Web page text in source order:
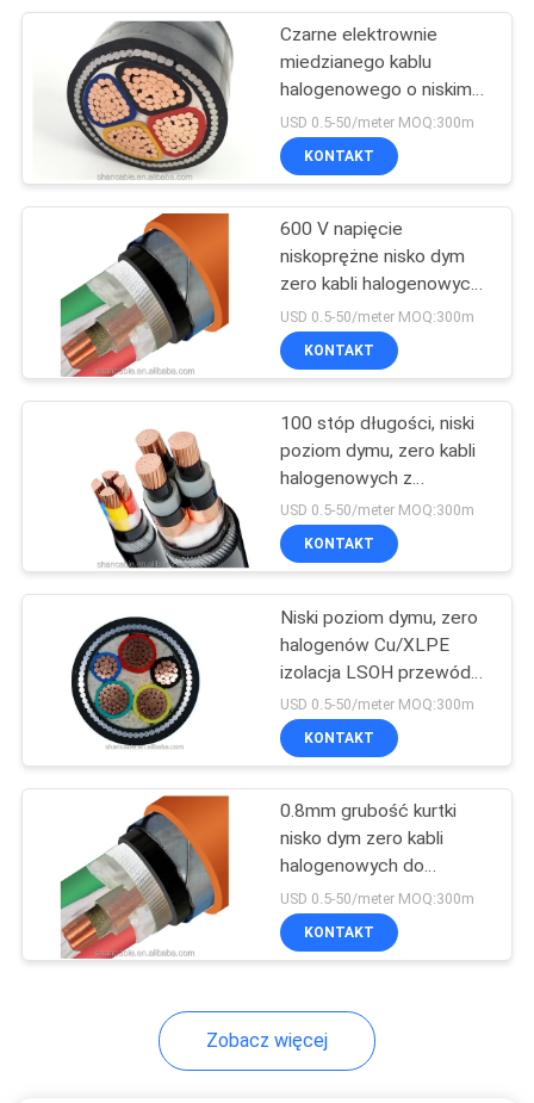
Przewód z gumową
osłoną
Kable sterujące
76
Kabel z
ekranowanym
instrumentem
Kabel
wysokotemperaturowy
Czarne elektrownie
miedzianego kablu
halogenowego o niskim
poziomie dymu z trwałym
przewodnikiem
miedzianym
USD 0.5-50/meter MOQ:300m
KONTAKT
600 V napięcie
niskoprężne nisko dym
zero kabli halogenowych
z 18AWG przewodnika
miernika
USD 0.5-50/meter MOQ:300m
KONTAKT
100 stóp długości, niski
poziom dymu, zero kabli
halogenowych z
grubością płaszcza 0,8
mm i przewodnikiem
18AWG
USD 0.5-50/meter MOQ:300m
KONTAKT
Niski poziom dymu, zero
halogenów Cu/XLPE
izolacja LSOH przewód
zasilający 100 stóp dla
długotrwałej wydajności
USD 0.5-50/meter MOQ:300m
KONTAKT
0.8mm grubość kurtki
nisko dym zero kabli
halogenowych do
ochrony w
pomieszczeniach i
wydajności
USD 0.5-50/meter MOQ:300m
KONTAKT
Zobacz więcej